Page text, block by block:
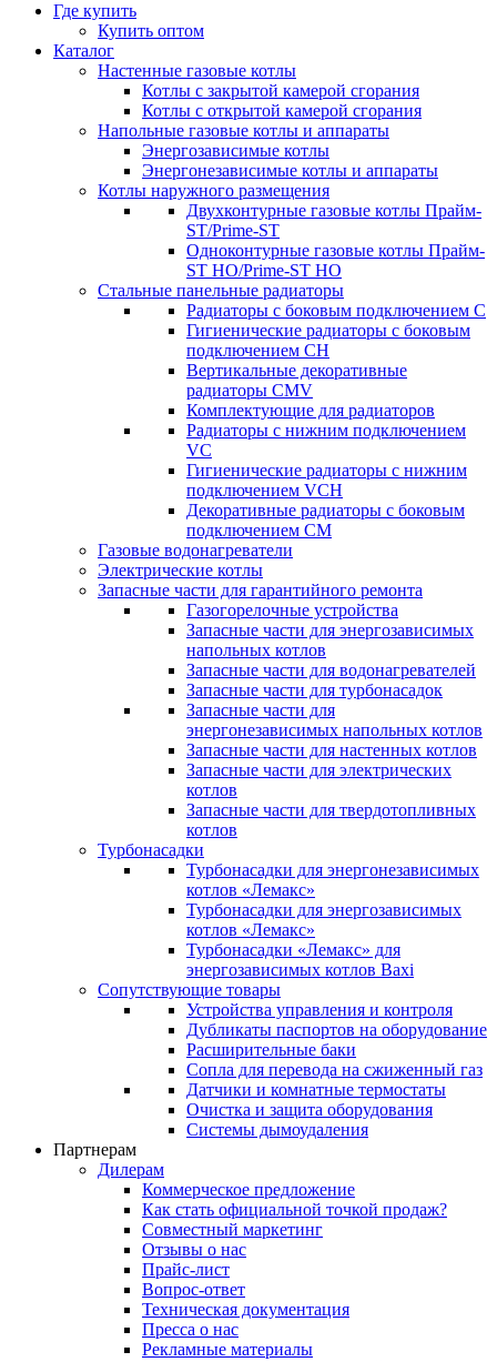
Где купить
Купить оптом
Каталог
Настенные газовые котлы
Котлы с закрытой камерой сгорания
Котлы с открытой камерой сгорания
Напольные газовые котлы и аппараты
Энергозависимые котлы
Энергонезависимые котлы и аппараты
Котлы наружного размещения
Двухконтурные газовые котлы Прайм-
ST/Prime-ST
Одноконтурные газовые котлы Прайм-
ST HO/Prime-ST HO
Стальные панельные радиаторы
Радиаторы c боковым подключением C
Гигиенические радиаторы c боковым
подключением CH
Вертикальные декоративные
радиаторы CMV
Комплектующие для радиаторов
Радиаторы c нижним подключением
VC
Гигиенические радиаторы c нижним
подключением VCH
Декоративные радиаторы с боковым
подключением CM
Газовые водонагреватели
Электрические котлы
Запасные части для гарантийного ремонта
Газогорелочные устройства
Запасные части для энергозависимых
напольных котлов
Запасные части для водонагревателей
Запасные части для турбонасадок
Запасные части для
энергонезависимых напольных котлов
Запасные части для настенных котлов
Запасные части для электрических
котлов
Запасные части для твердотопливных
котлов
Турбонасадки
Турбонасадки для энергонезависимых
котлов «Лемакс»
Турбонасадки для энергозависимых
котлов «Лемакс»
Турбонасадки «Лемакс» для
энергозависимых котлов Baxi
Сопутствующие товары
Устройства управления и контроля
Дубликаты паспортов на оборудование
Расширительные баки
Сопла для перевода на сжиженный газ
Датчики и комнатные термостаты
Очистка и защита оборудования
Системы дымоудаления
Партнерам
Дилерам
Коммерческое предложение
Как стать официальной точкой продаж?
Совместный маркетинг
Отзывы о нас
Прайс-лист
Вопрос-ответ
Техническая документация
Пресса о нас
Рекламные материалы